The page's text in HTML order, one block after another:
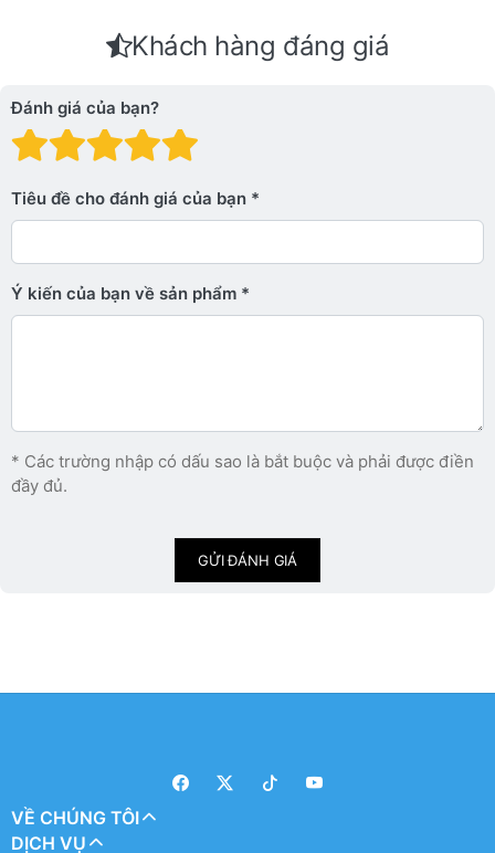
Khách hàng đáng giá
Đánh giá của bạn?
Đánh giá: 4 trên 5
Đánh giá: 3 trên 5 sao.
Đánh giá: 2 trên 5 sao.
Đánh giá: 1 trên 5 sao. Xấu
Tiêu đề cho đánh giá của bạn
Ý kiến ​​của bạn về sản phẩm
* Các trường nhập có dấu sao là bắt buộc và phải được điền
đầy đủ.
GỬI ĐÁNH GIÁ
VỀ CHÚNG TÔI
DỊCH VỤ